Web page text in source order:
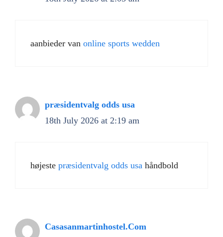
aanbieder van online sports wedden
præsidentvalg odds usa
18th July 2026 at 2:19 am
højeste præsidentvalg odds usa håndbold
Casasanmartinhostel.Com